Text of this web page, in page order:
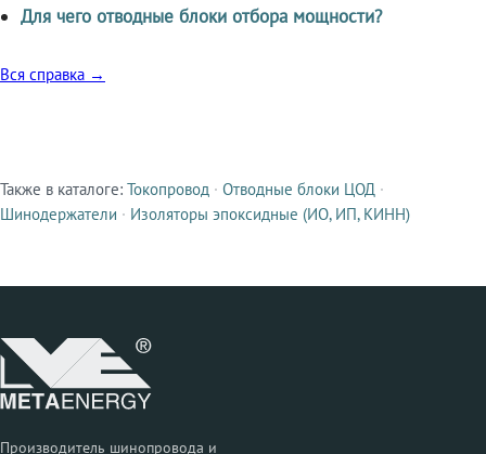
Для чего отводные блоки отбора мощности?
Вся справка →
Смежные продукты
Также в каталоге: Токопровод · Отводные блоки ЦОД ·
Шинодержатели · Изоляторы эпоксидные (ИО, ИП, КИНН)
Производитель шинопровода и